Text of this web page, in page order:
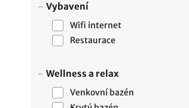
Vybavení
Wifi internet
Restaurace
Wellness a relax
Venkovní bazén